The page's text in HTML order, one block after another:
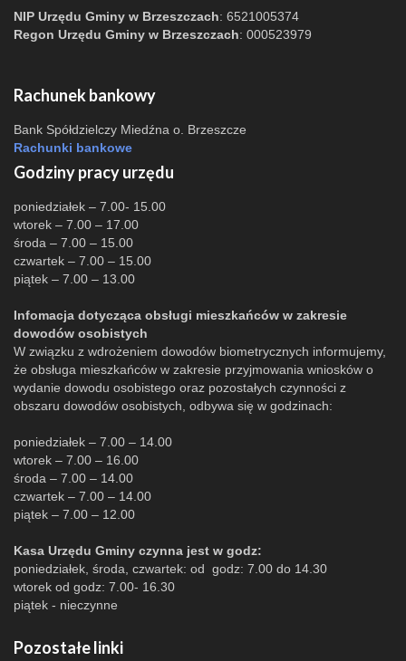
NIP Urzędu Gminy w Brzeszczach: 6521005374
Regon Urzędu Gminy w Brzeszczach: 000523979
Rachunek bankowy
Bank Spółdzielczy Miedźna o. Brzeszcze
Rachunki bankowe
Godziny pracy urzędu
poniedziałek – 7.00- 15.00
wtorek – 7.00 – 17.00
środa – 7.00 – 15.00
czwartek – 7.00 – 15.00
piątek – 7.00 – 13.00
Infomacja dotycząca obsługi mieszkańców w zakresie
dowodów osobistych
W związku z wdrożeniem dowodów biometrycznych informujemy,
że obsługa mieszkańców w zakresie przyjmowania wniosków o
wydanie dowodu osobistego oraz pozostałych czynności z
obszaru dowodów osobistych, odbywa się w godzinach:
poniedziałek – 7.00 – 14.00
wtorek – 7.00 – 16.00
środa – 7.00 – 14.00
czwartek – 7.00 – 14.00
piątek – 7.00 – 12.00
Kasa Urzędu Gminy czynna jest w godz:
poniedziałek, środa, czwartek: od godz: 7.00 do 14.30
wtorek od godz: 7.00- 16.30
piątek - nieczynne
Pozostałe linki